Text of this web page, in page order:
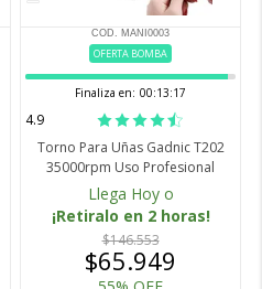
COD. MANI0003
OFERTA BOMBA
Finaliza en: 00:13:16
4.9
Torno Para Uñas Gadnic T202
35000rpm Uso Profesional
Llega Hoy o
¡Retiralo en 2 horas!
$146.553
$65.949